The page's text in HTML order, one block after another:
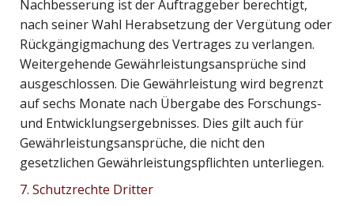
Nachbesserung ist der Auftraggeber berechtigt,
nach seiner Wahl Herabsetzung der Vergütung oder
Rückgängigmachung des Vertrages zu verlangen.
Weitergehende Gewährleistungsansprüche sind
ausgeschlossen. Die Gewährleistung wird begrenzt
auf sechs Monate nach Übergabe des Forschungs-
und Entwicklungsergebnisses. Dies gilt auch für
Gewährleistungsansprüche, die nicht den
gesetzlichen Gewährleistungspflichten unterliegen.
7. Schutzrechte Dritter